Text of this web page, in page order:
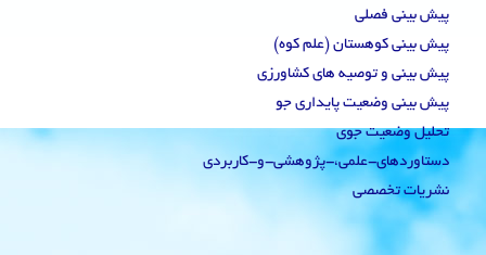
پیش بینی فصلی
پیش بینی کوهستان (علم کوه)
پیش بینی و توصیه های کشاورزی
پیش بینی وضعیت پایداری جو
تحلیل وضعیت جوی
دستاوردهای-علمی،-پژوهشی-و-کاربردی
نشریات تخصصی